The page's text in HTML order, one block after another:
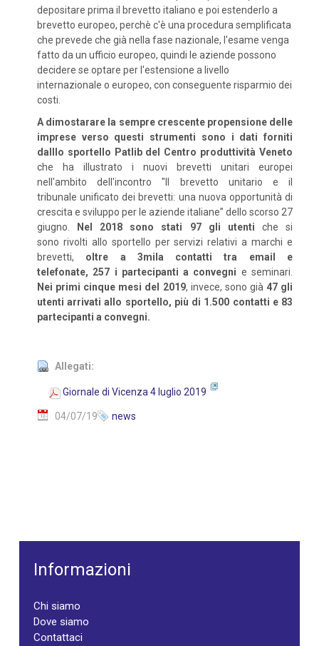
depositare prima il brevetto italiano e poi estenderlo a
brevetto europeo, perchè c'è una procedura semplificata
che prevede che già nella fase nazionale, l'esame venga
fatto da un ufficio europeo, quindi le aziende possono
decidere se optare per l'estensione a livello
internazionale o europeo, con conseguente risparmio dei
costi.
A dimostarare la sempre crescente propensione delle
imprese verso questi strumenti sono i dati forniti
dalllo sportello Patlib del Centro produttività Veneto
che ha illustrato i nuovi brevetti unitari europei
nell'ambito dell'incontro "Il brevetto unitario e il
tribunale unificato dei brevetti: una nuova opportunità di
crescita e sviluppo per le aziende italiane” dello scorso 27
giugno.
Nel 2018 sono stati 97 gli utenti che si
sono rivolti allo sportello per servizi relativi a marchi e
brevetti, oltre a 3mila contatti tra email e
telefonate, 257 i partecipanti a convegni e seminari.
Nei primi cinque mesi del 2019, invece, sono già 47 gli
utenti arrivati allo sportello, più di 1.500 contatti e 83
partecipanti a convegni.
Allegati:
Giornale di Vicenza 4 luglio 2019
04/07/19 news
Informazioni
Chi siamo
Dove siamo
Contattaci